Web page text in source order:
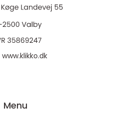
www.klikko.dk
Menu